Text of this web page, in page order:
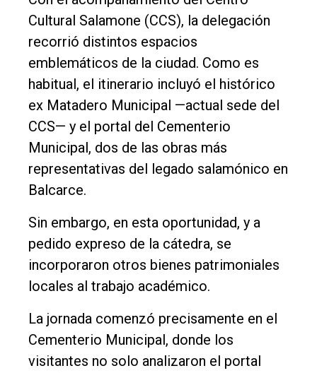
Nosotros
Contacto
Cultural Salamone (CCS), la delegación
recorrió distintos espacios
emblemáticos de la ciudad. Como es
habitual, el itinerario incluyó el histórico
ex Matadero Municipal —actual sede del
CCS— y el portal del Cementerio
Municipal, dos de las obras más
representativas del legado salamónico en
Balcarce.
Sin embargo, en esta oportunidad, y a
pedido expreso de la cátedra, se
incorporaron otros bienes patrimoniales
locales al trabajo académico.
La jornada comenzó precisamente en el
Cementerio Municipal, donde los
visitantes no solo analizaron el portal